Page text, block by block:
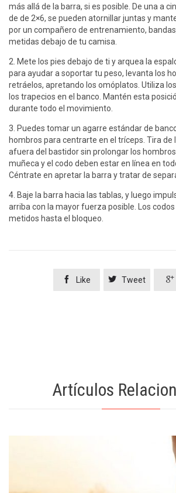
más allá de la barra, si es posible. De una a
de de 2×6, se pueden atornillar juntas y
por un compañero de entrenamiento,
metidas debajo de tu camisa.
2. Mete los pies debajo de ti y arquea la
para ayudar a soportar tu peso, levanta los
retráelos, apretando los omóplatos. Utiliza
los trapecios en el banco. Mantén esta
durante todo el movimiento.
3. Puedes tomar un agarre estándar de
hombros para centrarte en el tríceps. Tira de
afuera del bastidor sin prolongar los
muñeca y el codo deben estar en línea en
Céntrate en apretar la barra y tratar de
4. Baje la barra hacia las tablas, y luego
arriba con la mayor fuerza posible. Los
metidos hasta el bloqueo.
 Like  Tweet 
Artículos